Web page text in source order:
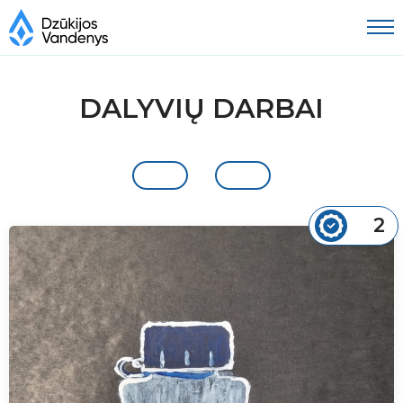
DALYVIŲ DARBAI
2